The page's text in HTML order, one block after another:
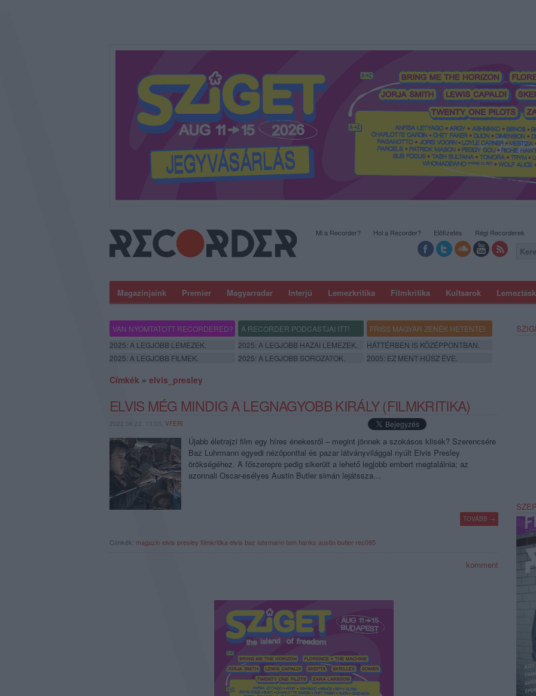
Magazinjaink Premier Magyarradar Interjú Lemezkritika Filmkritika Kultsarok
Mi a Recorder? Hol a Recorder? Előfizetés Régi Recorderek
VAN NYOMTATOTT RECORDERED? A RECORDER PODCASTJAI ITT!
FRISS MAGYAR ZENÉK HETENTE!
2025: A LEGJOBB LEMEZEK.
2025: A LEGJOBB HAZAI LEMEZEK.
HÁTTÉRBEN IS KÖZÉPPONTBAN.
2025: A LEGJOBB FILMEK.
2025: A LEGJOBB SOROZATOK. 2005: EZ MENT HÚSZ ÉVE.
Címkék » elvis_presley
ELVIS MÉG MINDIG A LEGNAGYOBB KIRÁLY (FILMKRITIKA)
2022.06.22. 13:03, VFERI
Újabb életrajzi film egy híres énekesről – megint jönnek a szokásos klisék? Szerencsére
Baz Luhrmann egyedi nézőponttal és pazar látványvilággal nyúlt Elvis Presley
örökségéhez. A főszerepre pedig sikerült a lehető legjobb embert megtalálnia; az
azonnali Oscar-esélyes Austin Butler simán lejátssza…
TOVÁBB →
Címkék: magazin elvis presley filmkritika elvis baz luhrmann tom hanks austin butler rec095
komment